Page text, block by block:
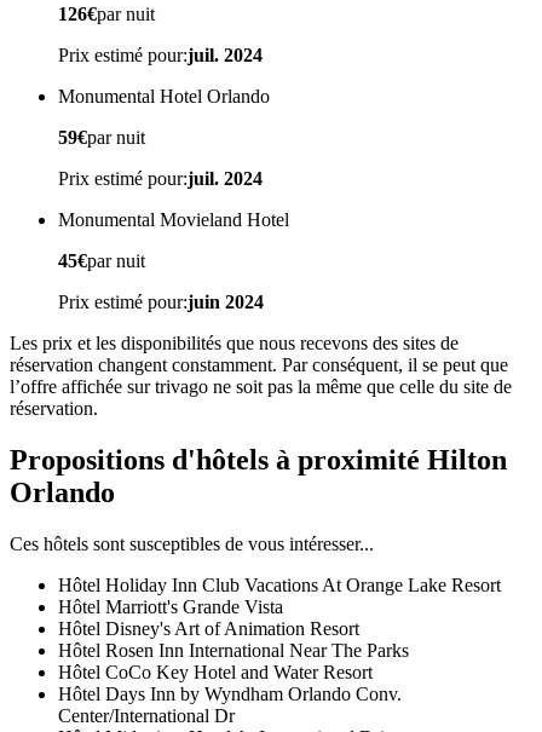
126€par nuit
Prix estimé pour:juil. 2024
Monumental Hotel Orlando
59€par nuit
Prix estimé pour:juil. 2024
Monumental Movieland Hotel
45€par nuit
Prix estimé pour:juin 2024
Les prix et les disponibilités que nous recevons des sites de
réservation changent constamment. Par conséquent, il se peut que
l’offre affichée sur trivago ne soit pas la même que celle du site de
réservation.
Propositions d'hôtels à proximité Hilton
Orlando
Ces hôtels sont susceptibles de vous intéresser...
Hôtel Holiday Inn Club Vacations At Orange Lake Resort
Hôtel Marriott's Grande Vista
Hôtel Disney's Art of Animation Resort
Hôtel Rosen Inn International Near The Parks
Hôtel CoCo Key Hotel and Water Resort
Hôtel Days Inn by Wyndham Orlando Conv.
Center/International Dr